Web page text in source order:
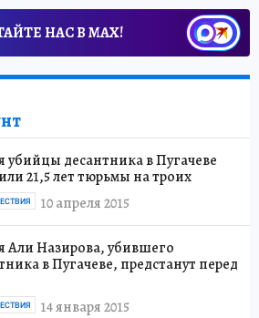
НАС В МАХ!
убийцы десантника в Пугачеве
21,5 лет тюрьмы на троих
10 апреля 2015
Али Назирова, убившего
в Пугачеве, предстанут перед
14 января 2015